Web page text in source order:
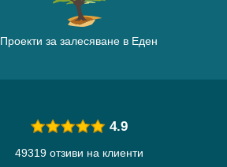
Проекти за залесяване в Еден
4.9
49319 отзиви на клиенти